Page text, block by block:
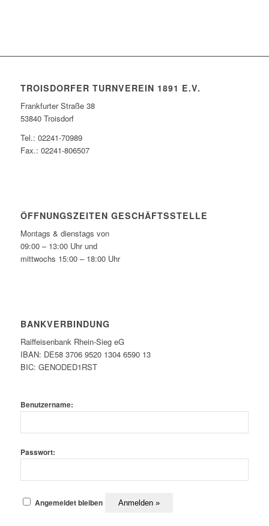
TROISDORFER TURNVEREIN 1891 E.V.
Frankfurter Straße 38
53840 Troisdorf
Tel.: 02241-70989
Fax.: 02241-806507
ÖFFNUNGSZEITEN GESCHÄFTSSTELLE
Montags & dienstags von
09:00 – 13:00 Uhr und
mittwochs 15:00 – 18:00 Uhr
BANKVERBINDUNG
Raiffeisenbank Rhein-Sieg eG
IBAN: DE58 3706 9520 1304 6590 13
BIC: GENODED1RST
Benutzername:
Passwort:
Angemeldet bleiben